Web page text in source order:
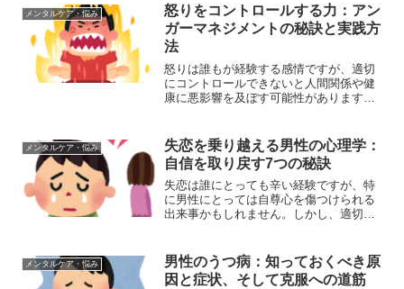
メンタルケア・悩み
怒りをコントロールする力：アン
ガーマネジメントの秘訣と実践方
法
怒りは誰もが経験する感情ですが、適切
にコントロールできないと人間関係や健
康に悪影響を及ぼす可能性があります。
す。この記事では、アンガーマネジメン
トの基本から実践方法まで、...
メンタルケア・悩み
失恋を乗り越える男性の心理学：
自信を取り戻す7つの秘訣
失恋は誰にとっても辛い経験ですが、特
に男性にとっては自尊心を傷つけられる
出来事かもしれません。しかし、適切な
男性が失恋を乗り越え、自信を取り戻す
ための効果的な方法をご紹...
メンタルケア・悩み
男性のうつ病：知っておくべき原
因と症状、そして克服への道筋